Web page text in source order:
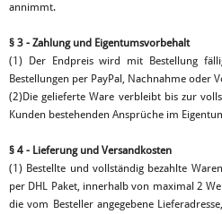
annimmt.
§ 3 - Zahlung und Eigentumsvorbehalt
(1) Der Endpreis wird mit Bestellung
Bestellungen per PayPal, Nachnahme oder
(2)Die gelieferte Ware verbleibt bis zur
Kunden bestehenden Ansprüche im
§ 4 - Lieferung und Versandkosten
(1) Bestellte und vollständig bezahlte
per DHL Paket, innerhalb von maximal 2
die vom Besteller angegebene